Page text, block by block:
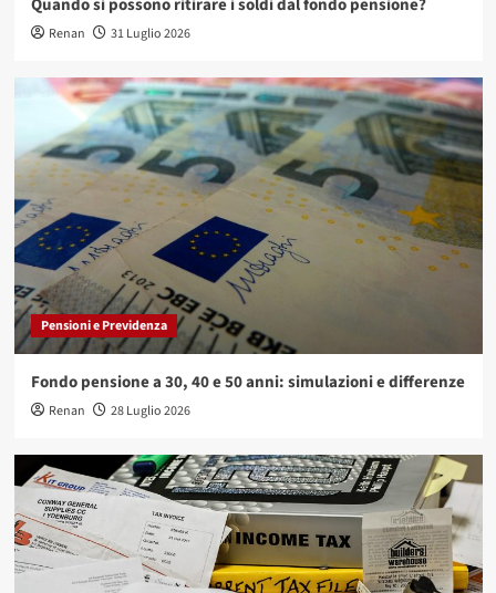
Renan 31 Luglio 2026
Pensioni e Previdenza
Fondo pensione a 30, 40 e 50 anni: simulazioni e differenze
Renan 28 Luglio 2026